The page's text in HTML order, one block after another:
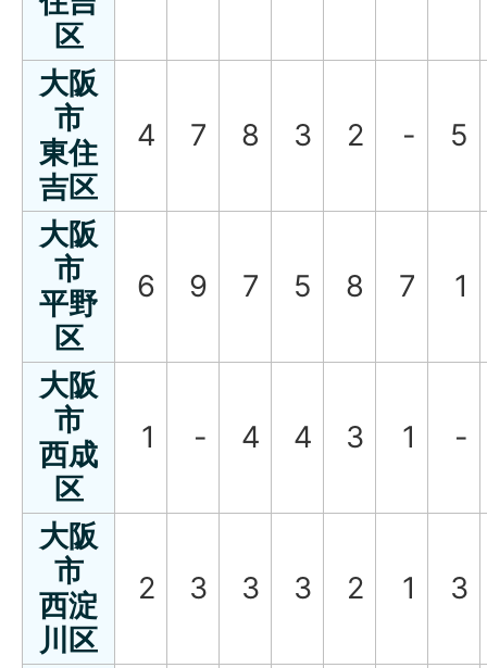
区
大阪
市
東住
吉区
4 7 8 3 2 - 5
大阪
市
平野
区
6 9 7 5 8 7 1
大阪
市
西成
区
1 - 4 4 3 1 -
大阪
市
西淀
川区
2 3 3 3 2 1 3